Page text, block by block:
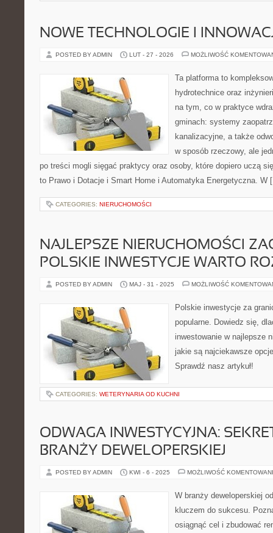
NOWE TECHNOLOGIE I
POSTED BY ADMIN LUT - 27 - 2026 MOŻLIWOŚĆ
Ta platforma to
hydrotechnice oraz
na tym, co w praktyce
gminach: systemy
kanalizacyjne, a także
w sposób rzeczowy, ale
po treści mogli sięgać praktycy oraz osoby, które dopiero uczą
to Prawo i Dotacje i Smart Home i Automatyka Energetyczna. W
CATEGORIES: NIERUCHOMOŚCI
NAJLEPSZE NIERUCHOMOŚCI
POLSKIE INWESTYCJE WARTO
POSTED BY ADMIN MAJ - 31 - 2025 MOŻLIWOŚĆ
Polskie inwestycje za
popularne. Dowiedz się,
inwestowanie w najlepsze
jakie są najciekawsze
Sprawdź nasz artykuł!
CATEGORIES: WETERYNARIA OD KUCHNI
ODWAGA INWESTYCYJNA:
BRANŻY DEWELOPERSKIEJ
POSTED BY ADMIN KWI - 6 - 2025 MOŻLIWOŚĆ
W branży deweloperskiej
kluczem do sukcesu.
osiągnąć cel i zbudować